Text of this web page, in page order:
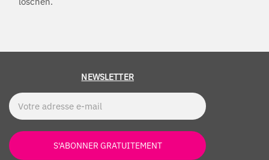
NEWSLETTER
S'ABONNER GRATUITEMENT